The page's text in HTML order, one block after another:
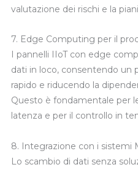
valutazione dei rischi e la
7. Edge Computing per il
I pannelli IIoT con edge
dati in loco, consentendo un
rapido e riducendo la
Questo è fondamentale per
latenza e per il controllo in
8. Integrazione con i sistemi
Lo scambio di dati senza